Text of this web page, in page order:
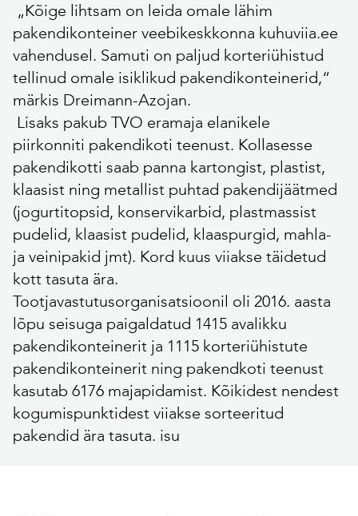
„Kõige lihtsam on leida omale lähim
pakendikonteiner veebikeskkonna kuhuviia.ee
vahendusel. Samuti on paljud korteriühistud
tellinud omale isiklikud pakendikonteinerid,“
märkis Dreimann-Azojan.
Lisaks pakub TVO eramaja elanikele
piirkonniti pakendikoti teenust. Kollasesse
pakendikotti saab panna kartongist, plastist,
klaasist ning metallist puhtad pakendijäätmed
(jogurtitopsid, konservikarbid, plastmassist
pudelid, klaasist pudelid, klaaspurgid, mahla-
ja veinipakid jmt). Kord kuus viiakse täidetud
kott tasuta ära.
Tootjavastutusorganisatsioonil oli 2016. aasta
lõpu seisuga paigaldatud 1415 avalikku
pakendikonteinerit ja 1115 korteriühistute
pakendikonteinerit ning pakendkoti teenust
kasutab 6176 majapidamist. Kõikidest nendest
kogumispunktidest viiakse sorteeritud
pakendid ära tasuta. isu